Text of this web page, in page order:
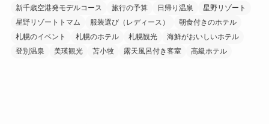
新千歳空港発モデルコース
旅行の予算 日帰り温泉
星野リゾート
星野リゾートトマム
服装選び（レディース）
朝食付きのホテル
札幌のイベント
札幌のホテル 札幌観光
海鮮がおいしいホテル
登別温泉
美瑛観光 苫小牧 露天風呂付き客室 高級ホテル